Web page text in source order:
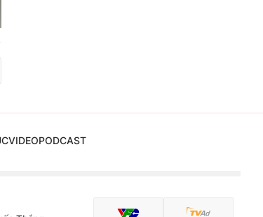
VIDEOPODCAST